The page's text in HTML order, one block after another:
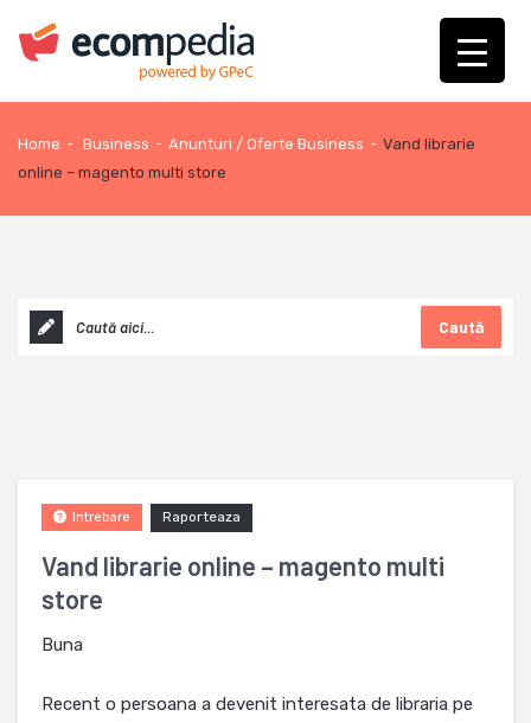
Home - Business - Anunturi / Oferte Business - Vand librarie
online – magento multi store
Caută
Vand librarie online – magento multi
store
Raporteaza
Intrebare
Buna
Recent o persoana a devenit interesata de libraria pe